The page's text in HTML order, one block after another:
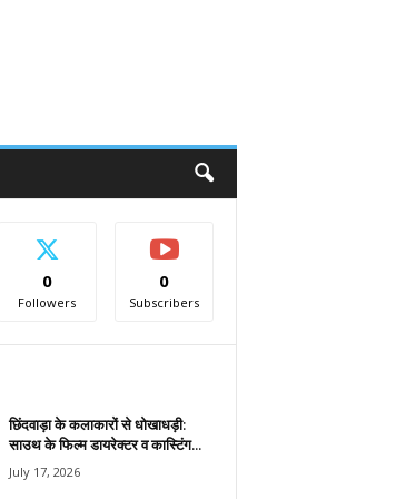
0
Followers
0
Subscribers
छिंदवाड़ा के कलाकारों से धोखाधड़ी:
साउथ के फिल्म डायरेक्टर व कास्टिंग...
July 17, 2026